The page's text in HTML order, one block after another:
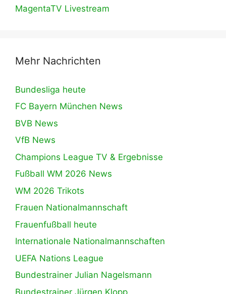
MagentaTV Livestream
Mehr Nachrichten
Bundesliga heute
FC Bayern München News
BVB News
VfB News
Champions League TV & Ergebnisse
Fußball WM 2026 News
WM 2026 Trikots
Frauen Nationalmannschaft
Frauenfußball heute
Internationale Nationalmannschaften
UEFA Nations League
Bundestrainer Julian Nagelsmann
Bundestrainer Jürgen Klopp